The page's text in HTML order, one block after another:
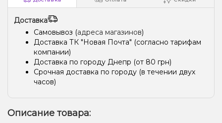
Доставка
Самовывоз (адреса магазинов)
Доставка ТК "Новая Почта" (согласно тарифам
компании)
Доставка по городу Днепр (от 80 грн)
Срочная доставка по городу (в течении двух
часов)
Описание товара: